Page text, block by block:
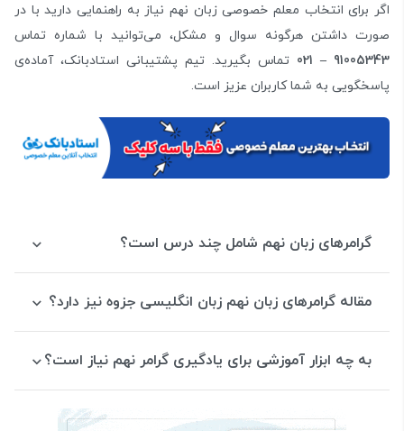
اگر برای انتخاب معلم خصوصی زبان نهم نیاز به راهنمایی دارید با در
صورت داشتن هرگونه سوال و مشکل، می‌توانید با شماره تماس
91005343
–
تماس بگیرید. تیم پشتیبانی استادبانک، آماده‌ی
پاسخگویی به شما کاربران عزیز است.
گرامرهای زبان نهم شامل چند درس است؟
مقاله گرامرهای زبان نهم زبان انگلیسی جزوه نیز دارد؟
به چه ابزار آموزشی برای یادگیری گرامر نهم نیاز است؟